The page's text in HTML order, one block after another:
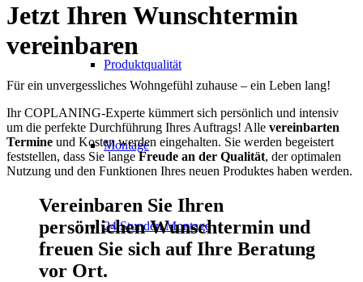
Produktqualität
Montage
24 Stunden Montage
Jetzt Ihren Wunschtermin
vereinbaren
Für ein unvergessliches Wohngefühl zuhause – ein Leben lang!
Ihr COPLANING-Experte kümmert sich persönlich und intensiv
um die perfekte Durchführung Ihres Auftrags! Alle vereinbarten
Termine und Kosten werden eingehalten. Sie werden begeistert
feststellen, dass Sie langeFreude an der Qualität, der optimalen
Nutzung und den Funktionen Ihres neuen Produktes haben werden.
Vereinbaren Sie Ihren
persönlichen Wunschtermin und
freuen Sie sich auf Ihre Beratung
vor Ort.